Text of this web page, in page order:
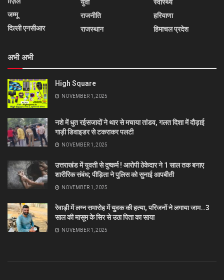
जम्मू
दिल्ली एनसीआर
युवा
राजनीति
राजस्थान
स्वास्थ्य
हरियाणा
हिमाचल प्रदेश
अभी अभी
High Square
NOVEMBER 1, 2025
नशे में धुत रईसजादों ने थार से मचाया तांडव, गलत दिशा में दौड़ाई
गाड़ी डिवाइडर से टकराकर पलटी
NOVEMBER 1, 2025
उत्तराखंड में युवती से दुष्कर्म ! आरोपी ठेकेदार ने 1 साल तक बनाए
शारीरिक संबंध; पीड़िता ने पुलिस को सुनाई आपबीती
NOVEMBER 1, 2025
रेवाड़ी में लग्न समारोह में युवक की हत्या, परिजनों ने लगाया जाम…3
साल की मासूम के सिर से उठा पिता का साया
NOVEMBER 1, 2025